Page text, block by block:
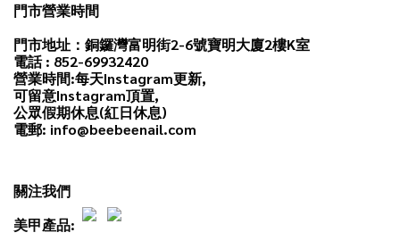
門市營業時間
門市地址：銅鑼灣富明街2-6號寶明大廈2樓K室
電話 : 852-69932420
營業時間:每天Instagram更新,
可留意Instagram頂置,
公眾假期休息(紅日休息)
電郵: info@beebeenail.com
關注我們
美甲產品: